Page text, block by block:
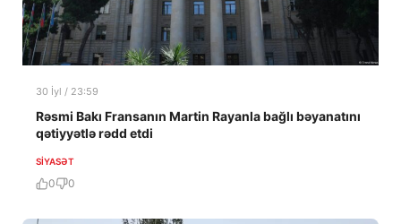
30 İyl / 23:59
Rəsmi Bakı Fransanın Martin Rayanla bağlı bəyanatını
qətiyyətlə rədd etdi
SIYASƏT
0 0